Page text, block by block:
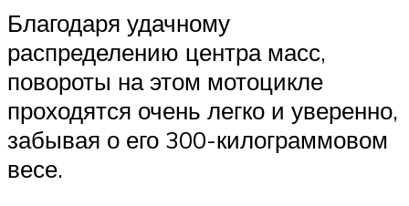
Благодаря удачному
распределению центра масс,
повороты на этом мотоцикле
проходятся очень легко и уверенно,
забывая о его 300-килограммовом
весе.